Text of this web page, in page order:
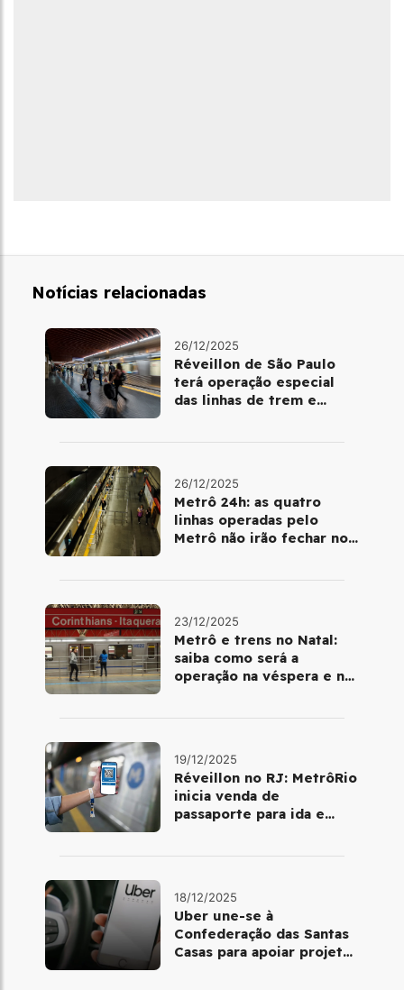
Notícias relacionadas
26/12/2025
Réveillon de São Paulo
terá operação especial
das linhas de trem e
26/12/2025
Metrô 24h: as quatro
linhas operadas pelo
Metrô não irão fechar no
23/12/2025
Metrô e trens no Natal:
saiba como será a
operação na véspera e no
19/12/2025
Réveillon no RJ: MetrôRio
inicia venda de
passaporte para ida e
18/12/2025
Uber une-se à
Confederação das Santas
Casas para apoiar projetos